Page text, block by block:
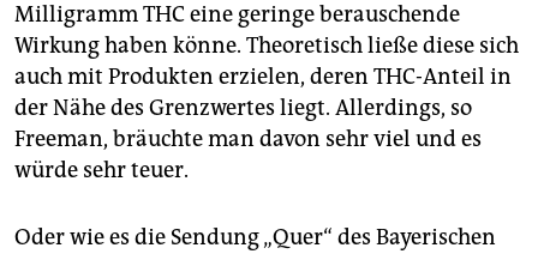
Milligramm THC eine geringe berauschende
Wirkung haben könne. Theoretisch ließe diese sich
auch mit Produkten erzielen, deren THC-Anteil in
der Nähe des Grenzwertes liegt. Allerdings, so
Freeman, bräuchte man davon sehr viel und es
würde sehr teuer.
Oder wie es die Sendung „Quer“ des Bayerischen